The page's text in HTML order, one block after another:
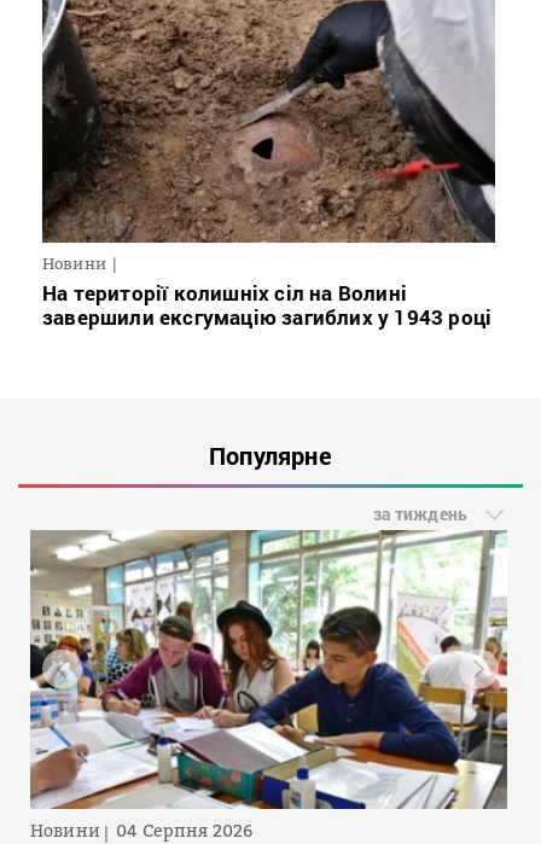
Новини
На території колишніх сіл на Волині
завершили ексгумацію загиблих у 1943 році
Популярне
за тиждень
Новини 04 Серпня 2026